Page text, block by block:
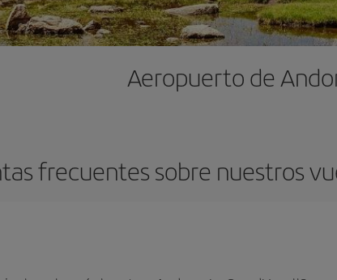
Aeropuerto de
frecuentes sobre nuestros